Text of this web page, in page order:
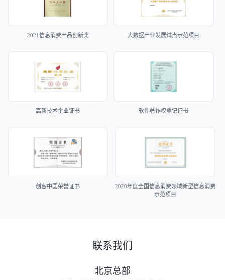
2021信息消费产品创新奖 大数据产业发展试点示范项目
高新技术企业证书 软件著作权登记证书
创客中国荣誉证书
2020年度全国信息消费领域新型信息消费
示范项目
联系我们
北京总部